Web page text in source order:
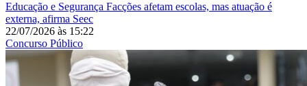
Educação e Segurança Facções afetam escolas, mas atuação é
externa, afirma Seec
22/07/2026 às 15:22
Concurso Público